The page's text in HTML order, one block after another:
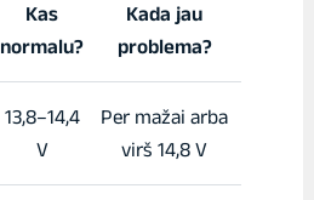
Kas
normalu?
Kada jau
problema?
13,8–14,4
V
Per mažai arba
virš 14,8 V